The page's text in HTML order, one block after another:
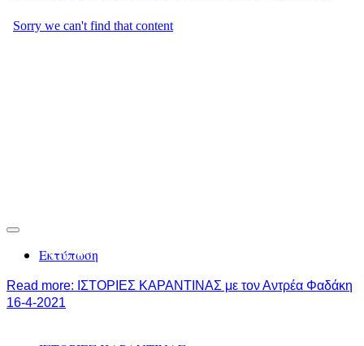
Εκτύπωση
Read more: ΙΣΤΟΡΙΕΣ ΚΑΡΑΝΤΙΝΑΣ με τον Αντρέα Φαδάκη
16-4-2021